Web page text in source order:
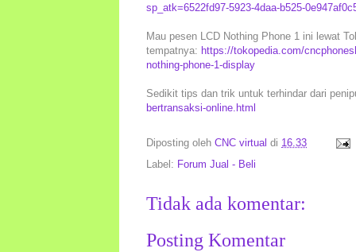
sp_atk=6522fd97-5923-4daa-b525-
Mau pesen LCD Nothing Phone 1 ini lewat
tempatnya: https://tokopedia.com/
nothing-phone-1-display
Sedikit tips dan trik untuk terhindar dari
bertransaksi-online.html
Diposting oleh CNC virtual di 16.33
Label: Forum Jual - Beli
Tidak ada komentar:
Posting Komentar